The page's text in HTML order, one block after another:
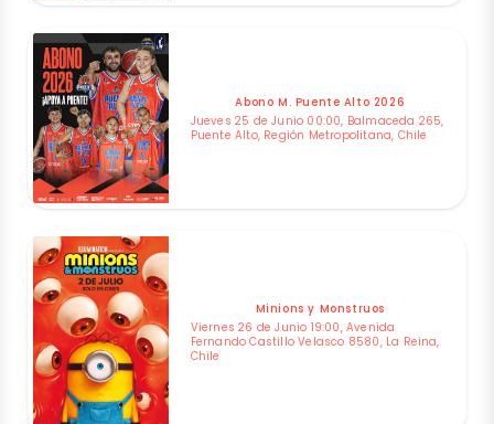
Abono M. Puente Alto 2026
Jueves 25 de Junio 00:00, Balmaceda 265,
Puente Alto, Región Metropolitana, Chile
Minions y Monstruos
Viernes 26 de Junio 19:00, Avenida
Fernando Castillo Velasco 8580, La Reina,
Chile